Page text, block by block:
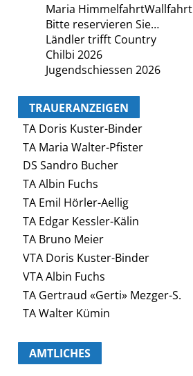
Maria HimmelfahrtWallfahrt
Bitte reservieren Sie…
Ländler trifft Country
Chilbi 2026
Jugendschiessen 2026
TRAUERANZEIGEN
TA Doris Kuster-Binder
TA Maria Walter-Pfister
DS Sandro Bucher
TA Albin Fuchs
TA Emil Hörler-Aellig
TA Edgar Kessler-Kälin
TA Bruno Meier
VTA Doris Kuster-Binder
VTA Albin Fuchs
TA Gertraud «Gerti» Mezger-S.
TA Walter Kümin
AMTLICHES